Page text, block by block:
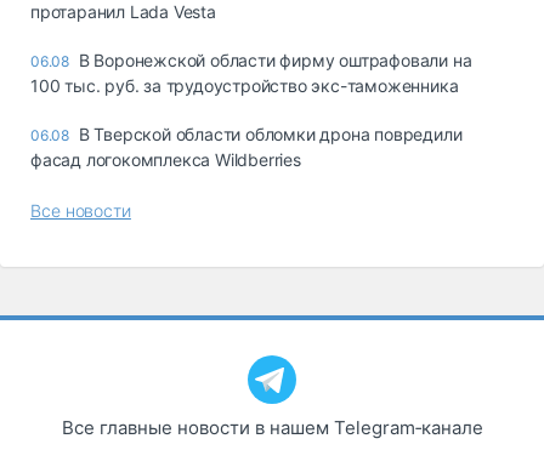
протаранил Lada Vesta
06.08 В Воронежской области фирму оштрафовали на
100 тыс. руб. за трудоустройство экс-таможенника
06.08 В Тверской области обломки дрона повредили
фасад логокомплекса Wildberries
Все новости
Все главные новости в нашем Telegram‑канале